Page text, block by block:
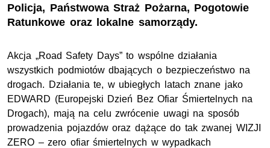
Policja, Państwowa Straż Pożarna, Pogotowie
Ratunkowe oraz lokalne samorządy.
Akcja „Road Safety Days” to wspólne działania
wszystkich podmiotów dbających o bezpieczeństwo na
drogach. Działania te, w ubiegłych latach znane jako
EDWARD (Europejski Dzień Bez Ofiar Śmiertelnych na
Drogach), mają na celu zwrócenie uwagi na sposób
prowadzenia pojazdów oraz dążące do tak zwanej WIZJI
ZERO – zero ofiar śmiertelnych w wypadkach